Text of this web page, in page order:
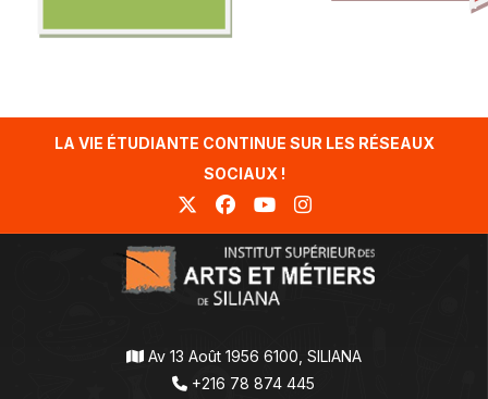
LA VIE ÉTUDIANTE CONTINUE SUR LES RÉSEAUX
SOCIAUX !
Av 13 Août 1956 6100, SILIANA
+216 78 874 445